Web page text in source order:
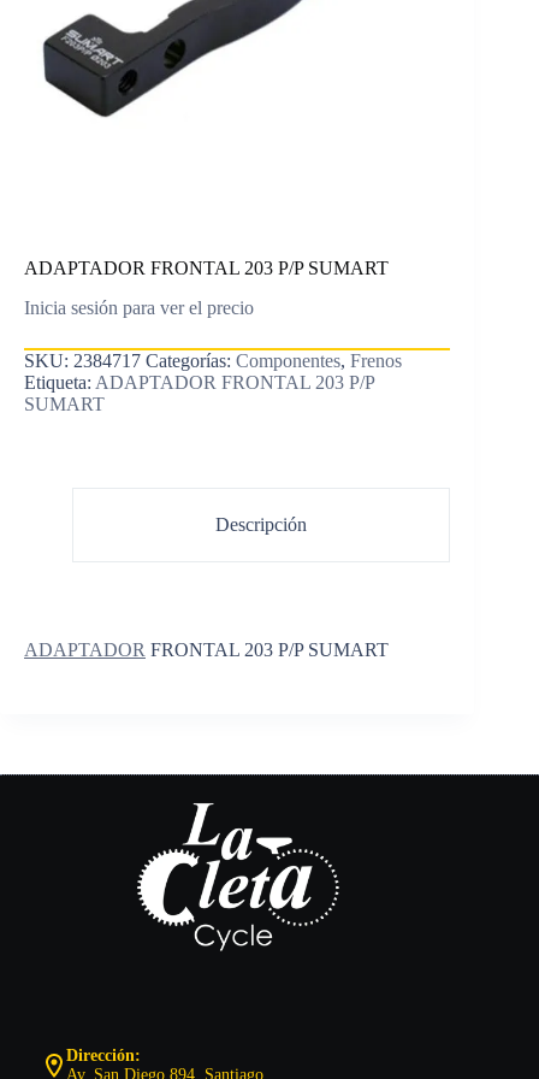
ADAPTADOR FRONTAL 203 P/P SUMART
Inicia sesión para ver el precio
SKU: 2384717 Categorías: Componentes, Frenos
Etiqueta: ADAPTADOR FRONTAL 203 P/P
SUMART
Descripción
ADAPTADOR FRONTAL 203 P/P SUMART
Dirección:
Av. San Diego 894, Santiago